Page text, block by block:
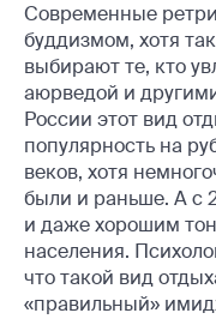
Современные
буддизмом, хотя
выбирают те, кто
аюрведой и
России этот вид
популярность на
веков, хотя
были и раньше. А с
и даже хорошим
населения.
что такой вид
«правильный»